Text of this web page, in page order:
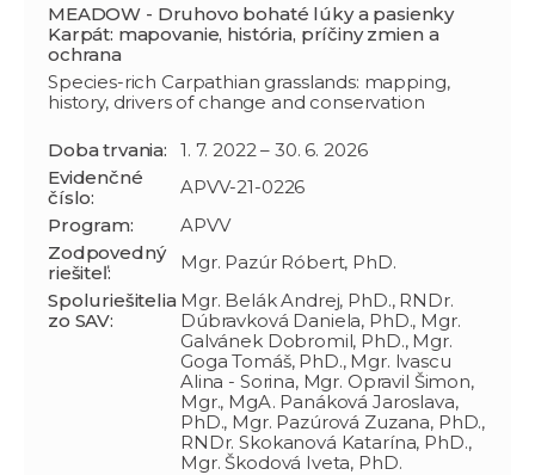
MEADOW - Druhovo bohaté lúky a pasienky
Karpát: mapovanie, história, príčiny zmien a
ochrana
Species-rich Carpathian grasslands: mapping,
history, drivers of change and conservation
Doba trvania:
1. 7. 2022 – 30. 6. 2026
Evidenčné
číslo:
APVV-21-0226
Program:
APVV
Zodpovedný
riešiteľ:
Mgr. Pazúr Róbert, PhD.
Spoluriešitelia
zo SAV:
Mgr. Belák Andrej, PhD., RNDr.
Dúbravková Daniela, PhD., Mgr.
Galvánek Dobromil, PhD., Mgr.
Goga Tomáš, PhD., Mgr. Ivascu
Alina - Sorina, Mgr. Opravil Šimon,
Mgr., MgA. Panáková Jaroslava,
PhD., Mgr. Pazúrová Zuzana, PhD.,
RNDr. Skokanová Katarína, PhD.,
Mgr. Škodová Iveta, PhD.